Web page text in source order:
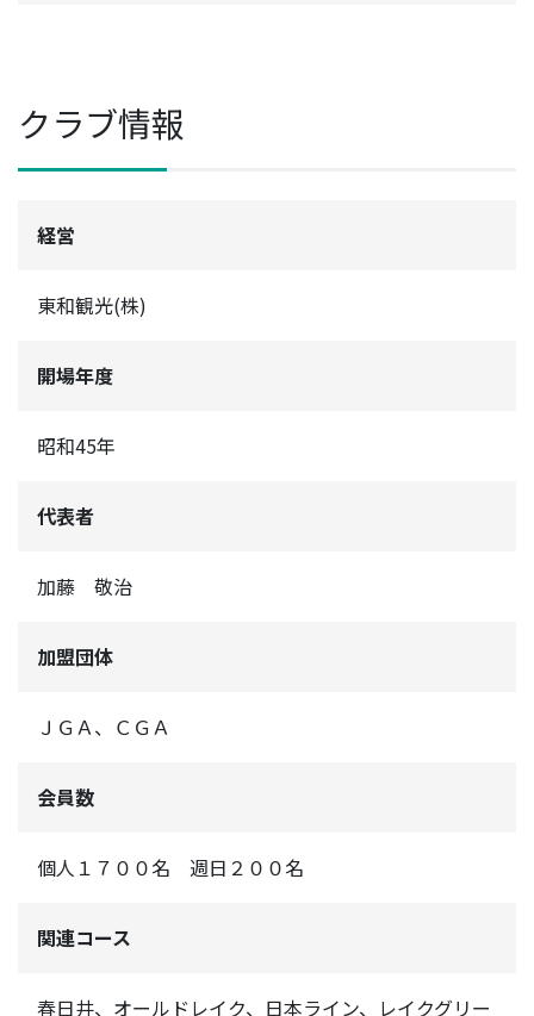
クラブ情報
経営
東和観光(株)
開場年度
昭和45年
代表者
加藤 敬治
加盟団体
ＪＧＡ、ＣＧＡ
会員数
個人１７００名 週日２００名
関連コース
春日井、オールドレイク、日本ライン、レイクグリー